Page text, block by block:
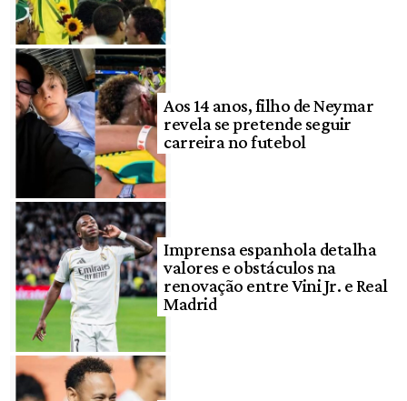
Aos 14 anos, filho de Neymar
revela se pretende seguir
carreira no futebol
Imprensa espanhola detalha
valores e obstáculos na
renovação entre Vini Jr. e Real
Madrid